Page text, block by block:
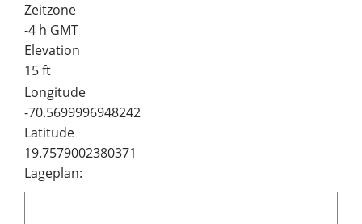
Zeitzone
-4 h GMT
Elevation
15 ft
Longitude
-70.5699996948242
Latitude
19.7579002380371
Lageplan: